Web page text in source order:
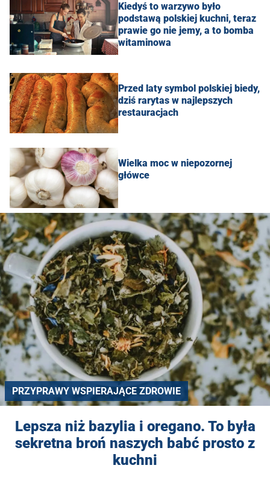
Kiedyś to warzywo było
podstawą polskiej kuchni, teraz
prawie go nie jemy, a to bomba
witaminowa
Przed laty symbol polskiej biedy,
dziś rarytas w najlepszych
restauracjach
Wielka moc w niepozornej
główce
PRZYPRAWY WSPIERAJĄCE ZDROWIE
Lepsza niż bazylia i oregano. To była
sekretna broń naszych babć prosto z
kuchni